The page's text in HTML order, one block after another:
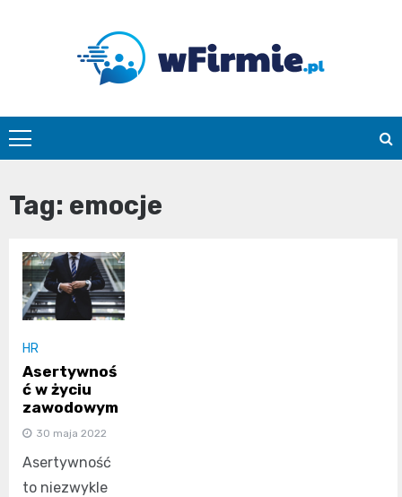
Wfirmie.pl
Tag: emocje
HR
Asertywnoś
ć w życiu
zawodowym
30 maja 2022
Asertywność
to niezwykle